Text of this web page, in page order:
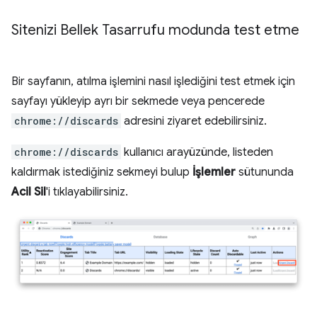
Sitenizi Bellek Tasarrufu modunda test etme
Bir sayfanın, atılma işlemini nasıl işlediğini test etmek için
sayfayı yükleyip ayrı bir sekmede veya pencerede
chrome://discards adresini ziyaret edebilirsiniz.
chrome://discards kullanıcı arayüzünde, listeden
kaldırmak istediğiniz sekmeyi bulup İşlemler sütununda
Acil Sil'i tıklayabilirsiniz.